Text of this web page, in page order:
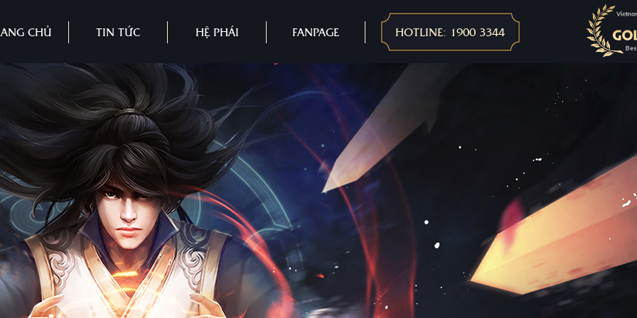
CHỦ TIN TỨC HỆ PHÁI FANPAGE HOTLINE: 1900 3344